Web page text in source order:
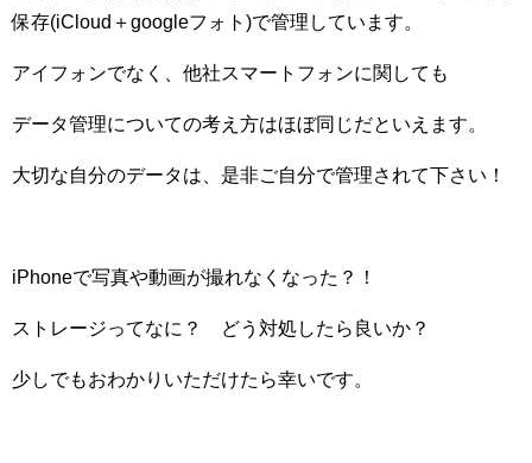
保存(iCloud ＋googleフォト)で管理しています。
アイフォンでなく、他社スマートフォンに関しても
データ管理についての考え方はほぼ同じだといえます。
大切な自分のデータは、是非ご自分で管理されて下さい！
iPhoneで写真や動画が撮れなくなった？！
ストレージってなに？ どう対処したら良いか？
少しでもおわかりいただけたら幸いです。